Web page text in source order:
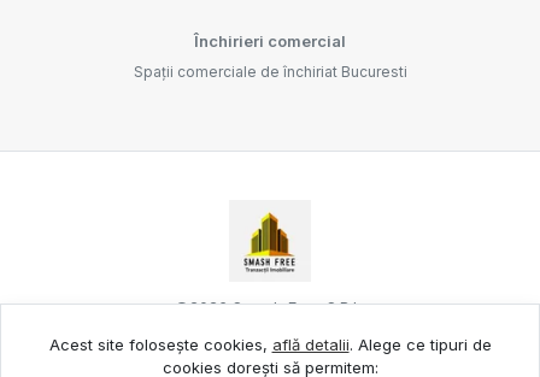
Închirieri comercial
Spații comerciale de închiriat Bucuresti
©2026Smash Free S.R.L.
Acest site folosește cookies, află detalii. Alege ce tipuri de
cookies dorești să permitem: